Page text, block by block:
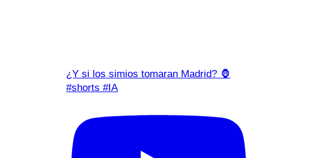
¿Y si los simios tomaran Madrid? 🦍
#shorts #IA